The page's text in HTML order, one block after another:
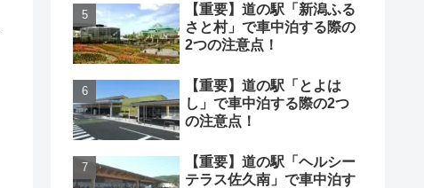
【重要】道の駅「新潟ふる
さと村」で車中泊する際の
2つの注意点！
【重要】道の駅「とよは
し」で車中泊する際の2つ
の注意点！
【重要】道の駅「ヘルシー
テラス佐久南」で車中泊す